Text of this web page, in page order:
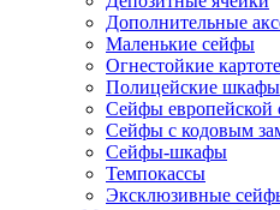
Дополнительные
Маленькие сейфы
Огнестойкие
Полицейские шкафы
Сейфы европейской
Сейфы с кодовым
Сейфы-шкафы
Темпокассы
Эксклюзивные